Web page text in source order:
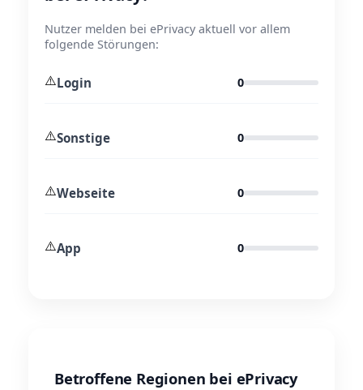
Nutzer melden bei ePrivacy aktuell vor allem
folgende Störungen:
⚠️Login 0
⚠️Sonstige 0
⚠️Webseite 0
⚠️App 0
Betroffene Regionen bei ePrivacy